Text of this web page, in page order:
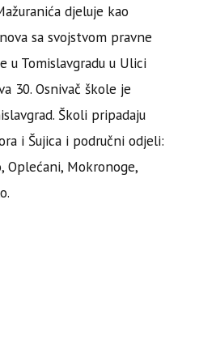
djeluje kao
sa svojstvom pravne
u Tomislavgradu u Ulici
30. Osnivač škole je
Školi pripadaju
i Šujica i područni odjeli:
Oplećani, Mokronoge,